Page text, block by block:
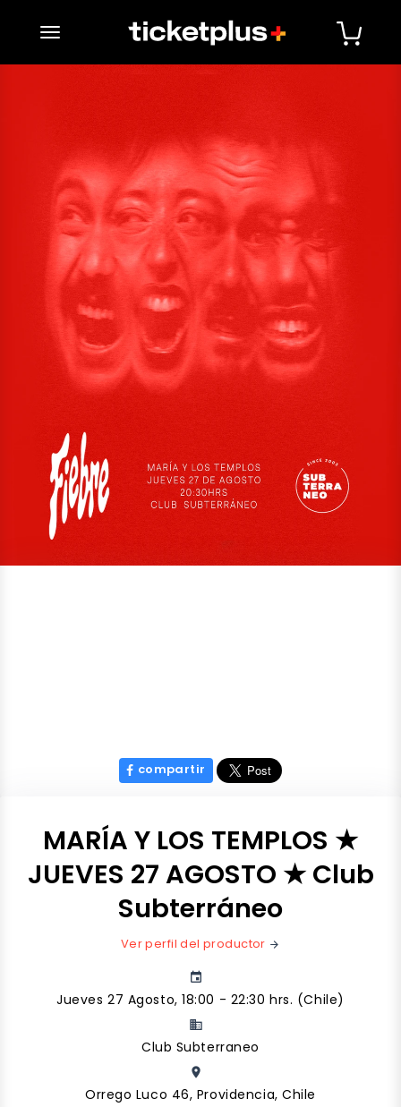
desplegar navegación
compartir
MARÍA Y LOS TEMPLOS ★
JUEVES 27 AGOSTO ★ Club
Subterráneo
Ver perfil del productor arrow_forward
event
Jueves 27 Agosto, 18:00 - 22:30 hrs. (Chile)
business
Club Subterraneo
place
Orrego Luco 46, Providencia, Chile